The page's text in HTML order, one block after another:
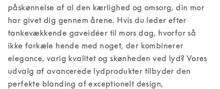
påskønnelse af al den kærlighed og omsorg, din mor
har givet dig gennem årene. Hvis du leder efter
tankevækkende gaveidéer til mors dag, hvorfor så
ikke forkæle hende med noget, der kombinerer
elegance, varig kvalitet og skønheden ved lyd? Vores
udvalg af avancerede lydprodukter tilbyder den
perfekte blanding af exceptionelt design,